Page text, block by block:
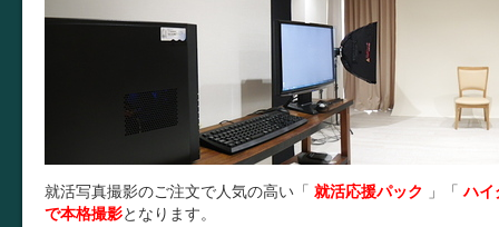
就活写真撮影のご注文で人気の高い「 就活応援パック 」 「ハイ
で本格撮影となります。